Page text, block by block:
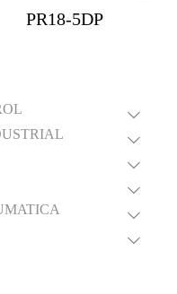
PR18-5DP